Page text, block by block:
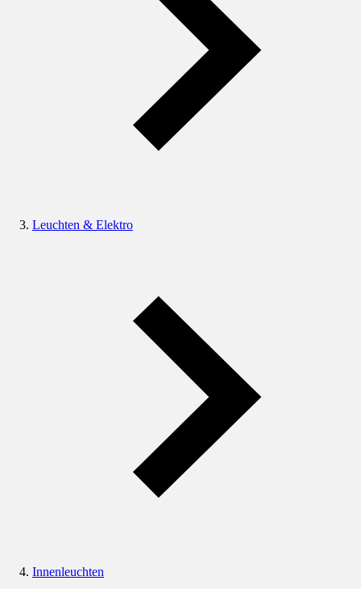
Leuchten & Elektro
Innenleuchten